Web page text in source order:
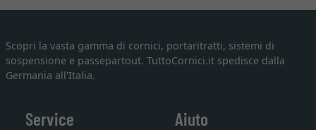
Scopri la vasta gamma di cornici, portaritratti, sistemi di
sospensione e passepartout. TuttoCornici.it spedisce dalla
Germania all'Italia.
Service Aiuto